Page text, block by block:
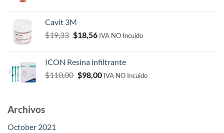
$45,22.
Cavit 3M
$19,33 Original
$19,33.
$18,56Current
$18,56.
IVA NO Incuido
ICON Resina infiltrante
$110,00 Original
$98,00Current
IVA NO Incuido
Archivos
October 2021